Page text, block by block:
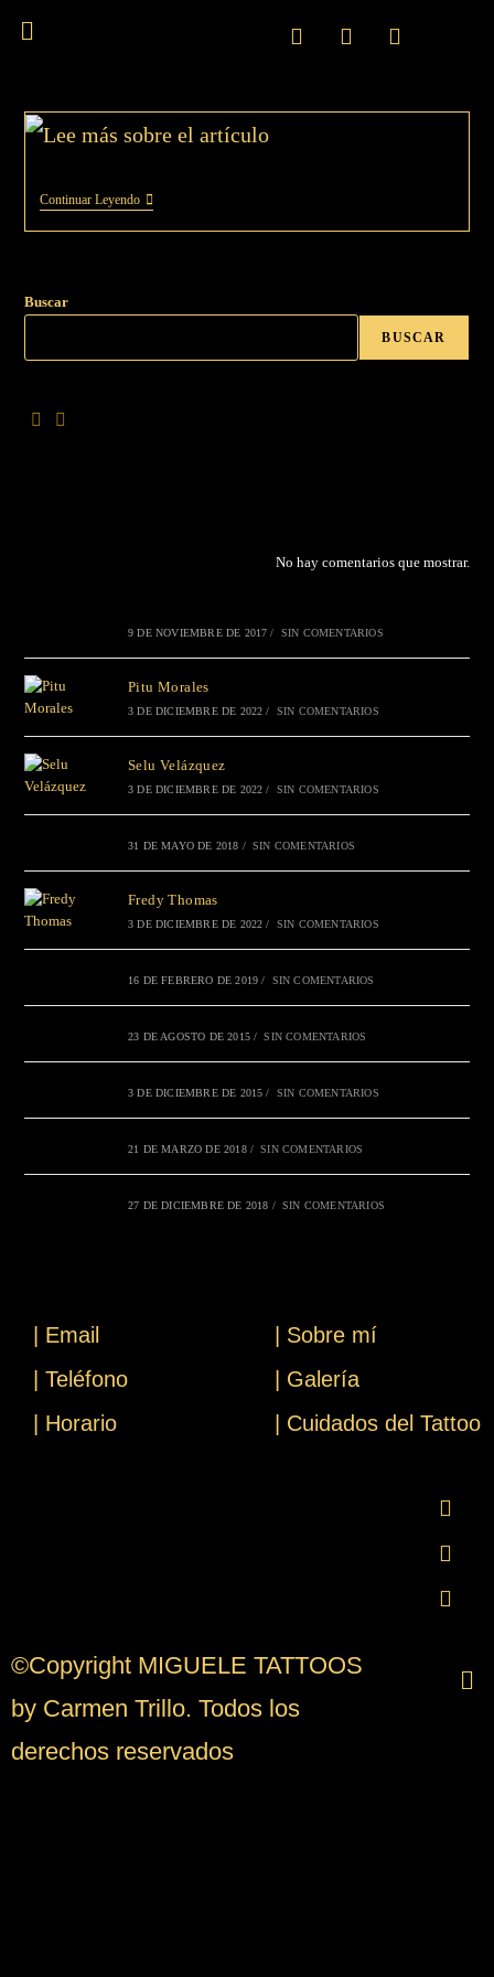
Continuar Leyendo
Buscar
BUSCAR
No hay comentarios que mostrar.
9 DE NOVIEMBRE DE 2017 / SIN COMENTARIOS
Pitu Morales
3 DE DICIEMBRE DE 2022 / SIN COMENTARIOS
Selu Velázquez
3 DE DICIEMBRE DE 2022 / SIN COMENTARIOS
31 DE MAYO DE 2018 / SIN COMENTARIOS
Fredy Thomas
3 DE DICIEMBRE DE 2022 / SIN COMENTARIOS
16 DE FEBRERO DE 2019 / SIN COMENTARIOS
23 DE AGOSTO DE 2015 / SIN COMENTARIOS
3 DE DICIEMBRE DE 2015 / SIN COMENTARIOS
21 DE MARZO DE 2018 / SIN COMENTARIOS
27 DE DICIEMBRE DE 2018 / SIN COMENTARIOS
| Email
| Sobre mí
| Teléfono
| Horario
| Galería
| Cuidados del Tattoo
©Copyright MIGUELE TATTOOS
by Carmen Trillo. Todos los
derechos reservados